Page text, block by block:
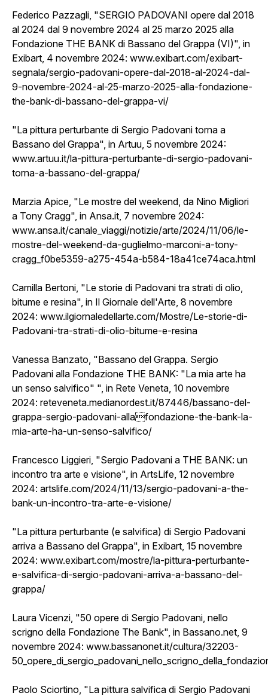
Federico Pazzagli, "SERGIO PADOVANI opere dal 2018
al 2024 dal 9 novembre 2024 al 25 marzo 2025 alla
Fondazione THE BANK di Bassano del Grappa (VI)", in
Exibart, 4 novembre 2024: www.exibart.com/exibart-
segnala/sergio-padovani-opere-dal-2018-al-2024-dal-
9-novembre-2024-al-25-marzo-2025-alla-fondazione-
the-bank-di-bassano-del-grappa-vi/
"La pittura perturbante di Sergio Padovani torna a
Bassano del Grappa", in Artuu, 5 novembre 2024:
www.artuu.it/la-pittura-perturbante-di-sergio-padovani-
torna-a-bassano-del-grappa/
Marzia Apice, "Le mostre del weekend, da Nino Migliori
a Tony Cragg", in Ansa.it, 7 novembre 2024:
www.ansa.it/canale_viaggi/notizie/arte/2024/11/06/le-
mostre-del-weekend-da-guglielmo-marconi-a-tony-
cragg_f0be5359-a275-454a-b584-18a41ce74aca.html
Camilla Bertoni, "Le storie di Padovani tra strati di olio,
bitume e resina", in Il Giornale dell'Arte, 8 novembre
2024: www.ilgiornaledellarte.com/Mostre/Le-storie-di-
Padovani-tra-strati-di-olio-bitume-e-resina
Vanessa Banzato, "Bassano del Grappa. Sergio
Padovani alla Fondazione THE BANK: "La mia arte ha
un senso salvifico" ", in Rete Veneta, 10 novembre
2024: reteveneta.medianordest.it/87446/bassano-del-
grappa-sergio-padovani-allafondazione-the-bank-la-
mia-arte-ha-un-senso-salvifico/
Francesco Liggieri, "Sergio Padovani a THE BANK: un
incontro tra arte e visione", in ArtsLife, 12 novembre
2024: artslife.com/2024/11/13/sergio-padovani-a-the-
bank-un-incontro-tra-arte-e-visione/
"La pittura perturbante (e salvifica) di Sergio Padovani
arriva a Bassano del Grappa", in Exibart, 15 novembre
2024: www.exibart.com/mostre/la-pittura-perturbante-
e-salvifica-di-sergio-padovani-arriva-a-bassano-del-
grappa/
Laura Vicenzi, "50 opere di Sergio Padovani, nello
scrigno della Fondazione The Bank", in Bassano.net, 9
novembre 2024: www.bassanonet.it/cultura/32203-
Paolo Sciortino, "La pittura salvifica di Sergio Padovani